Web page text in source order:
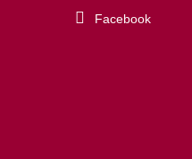
Facebook